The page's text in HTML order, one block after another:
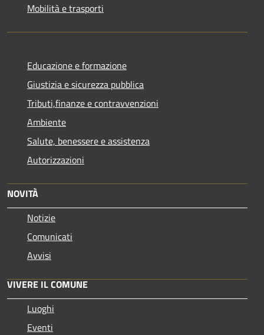
Mobilità e trasporti
Educazione e formazione
Giustizia e sicurezza pubblica
Tributi,finanze e contravvenzioni
Ambiente
Salute, benessere e assistenza
Autorizzazioni
NOVITÀ
Notizie
Comunicati
Avvisi
VIVERE IL COMUNE
Luoghi
Eventi